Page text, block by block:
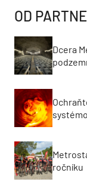
OD
Dcera
ročníku